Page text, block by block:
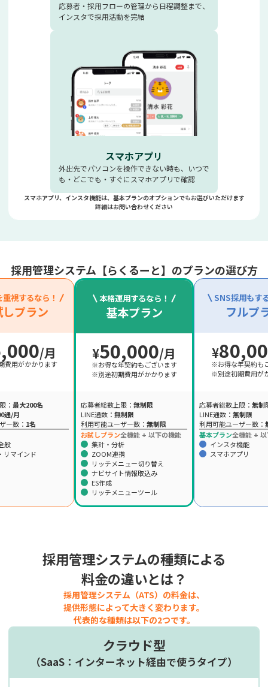
応募者・採用フローの管理から日程調整まで、
インスタで採用活動を完結
スマホアプリ
外出先でパソコンを操作できない時も、いつで
も・どこでも・すぐにスマホアプリで確認
スマホアプリ、インスタ機能は、基本プランのオプションでもお選びいただけます
詳細はお問い合わせください
採用管理システム【らくるーと】のプランの選び方
視するなら！
プラン
/月
費用がかかります
： 最大200名
通/月
ー数： 1名
般
リマインド
本格運用するなら！
基本プラン
¥50,000/月
※お得な年契約もございます
※別途初期費用がかかります
応募者総数上限： 無制限
LINE通数： 無制限
利用可能ユーザー数： 無制限
お試しプラン全機能 + 以下の機能
集計・分析
ZOOM連携
リッチメニュー切り替え
ナビサイト情報取込み
ES作成
リッチメニューツール
SNS採用もす
フルプ
¥
※お得な年契約も
※別途初期費用が
応募者総数上限： 無制
LINE通数： 無制限
利用可能ユーザー数：
基本プラン全機能 +
インスタ機能
スマホアプリ
採用管理システムの種類による
料金の違いとは？
採用管理システム（ATS）の料金は、
提供形態によって大きく変わります。
代表的な種類は以下の2つです。
クラウド型
（SaaS：インターネット経由で使うタイプ）